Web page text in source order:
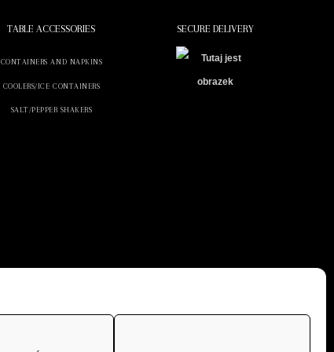
TABLE ACCESSORIES
CONTAINERS AND NAPKINS
COOLERS/ICE CONTAINERS
SALT/PEPPER SHAKERS
SECURE DELIVERY